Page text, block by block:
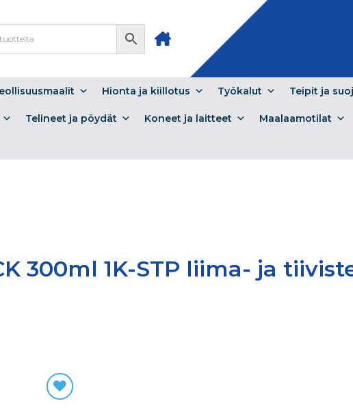
Hionta ja kiillotus Työkalut Teipit ja
Telineet ja pöydät Koneet ja laitteet Maalaamotilat
300ml 1K-STP liima- ja